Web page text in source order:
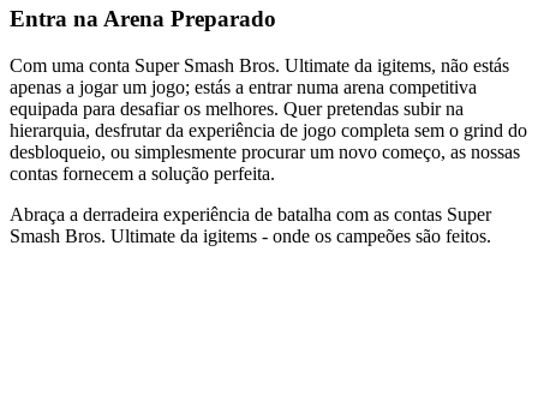
Entra na Arena Preparado
Com uma conta Super Smash Bros. Ultimate da igitems, não estás
apenas a jogar um jogo; estás a entrar numa arena competitiva
equipada para desafiar os melhores. Quer pretendas subir na
hierarquia, desfrutar da experiência de jogo completa sem o grind do
desbloqueio, ou simplesmente procurar um novo começo, as nossas
contas fornecem a solução perfeita.
Abraça a derradeira experiência de batalha com as contas Super
Smash Bros. Ultimate da igitems - onde os campeões são feitos.